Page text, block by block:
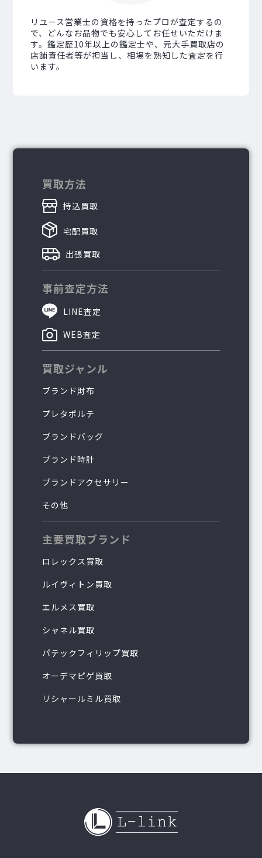
買取方法
持込買取
宅配買取
出張買取
事前査定方法
LINE査定
WEB査定
買取ジャンル
ブランド財布
プレタポルテ
ブランドバッグ
ブランド時計
ブランドアクセサリー
その他
主要買取ブランド
ロレックス買取
ルイヴィトン買取
エルメス買取
シャネル買取
パテックフィリップ買取
オーデマピゲ買取
リシャールミル買取
リユース営業士の資格を持ったプロが査定するの
で、どんなお品物でも安心してお任せいただけま
す。鑑定歴10年以上の鑑定士や、元大手買取店の
店舗責任者等が担当し、相場を熟知した査定を行
います。